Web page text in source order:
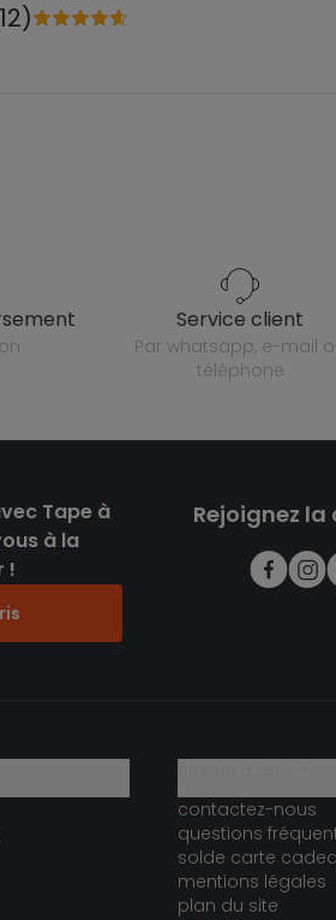
service client
par whatsapp, e-mail ou
téléphone
Tape à
à la
!
Rejoignez
contactez-nous
questions
solde carte
mentions légales
plan du site